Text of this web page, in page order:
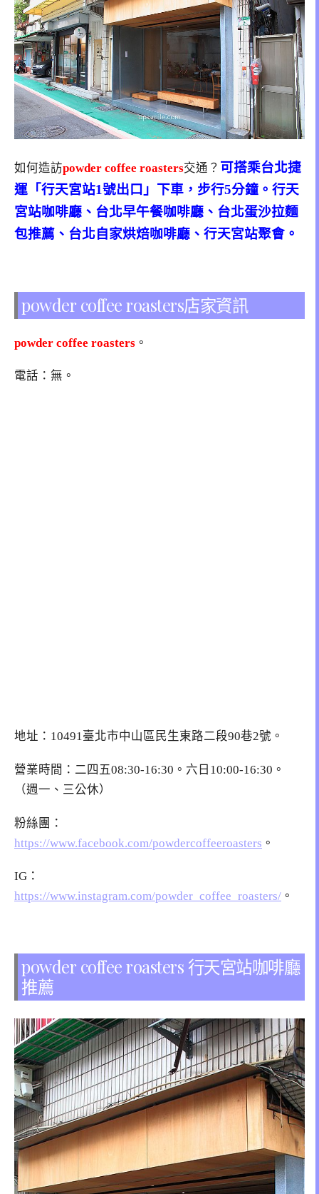
如何造訪powder coffee roasters交通？ 可搭乘台北捷
運「行天宮站1號出口」下車，步行5分鐘。行天
宮站咖啡廳、台北早午餐咖啡廳、台北蛋沙拉麵
包推薦、台北自家烘焙咖啡廳、行天宮站聚會。
powder coffee roasters店家資訊
powder coffee roasters 。
電話：無。
地址：10491臺北市中山區民生東路二段90巷2號。
營業時間：二四五08:30-16:30。六日10:00-16:30。
（週一、三公休）
粉絲團：
https://www.facebook.com/powdercoffeeroasters 。
IG：
https://www.instagram.com/powder_coffee_roasters/ 。
powder coffee roasters 行天宮站咖啡廳
推薦